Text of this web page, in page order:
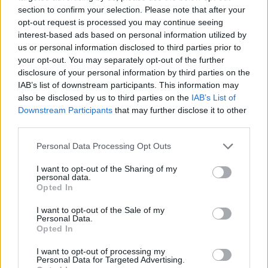
section to confirm your selection. Please note that after your
opt-out request is processed you may continue seeing
interest-based ads based on personal information utilized by
us or personal information disclosed to third parties prior to
your opt-out. You may separately opt-out of the further
disclosure of your personal information by third parties on the
IAB’s list of downstream participants. This information may
also be disclosed by us to third parties on the IAB’s List of
Downstream Participants that may further disclose it to other
Please note that this website/app uses one or more Google
not limited to your visit or usage behaviour. You may click to
grant or deny consent to Google and its third-party tags to
use your data for below specified purposes in below Google
consent section.
Personal Data Processing Opt Outs
I want to opt-out of the Sharing of my
personal data.
Opted In
I want to opt-out of the Sale of my
Personal Data.
Opted In
I want to opt-out of processing my
Personal Data for Targeted Advertising.
μαχών. Αντιδρώντας στην αδιάλλακτη στάση του
Κρεμλίνου, οι Ευρωπαίοι υπουργοί συμφώνησαν
ομόφωνα στην κλιμάκωση της πίεσης,
εγκρίνοντας ένα νέο πακέτο στοχευμένων
κυρώσεων.
Οι περιορισμοί αυτοί πλήττουν άμεσα τη ρωσική
πολεμική βιομηχανία, τον λεγόμενο «σκιώδη
στόλο» μεταφοράς πετρελαίου, καθώς και τα
Βρυξέλλες να δρομολογούν ήδη και το επόμενο,